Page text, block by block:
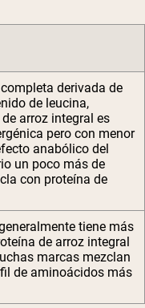
derivada de
de leucina,
arroz integral es
pero con menor
anabólico del
un poco más de
con proteína de
tiene más
de arroz integral
marcas mezclan
de aminoácidos más